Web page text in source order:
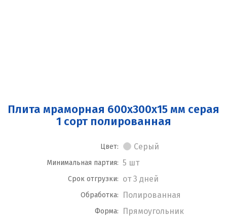
Плита мраморная 600x300x15 мм серая
1 сорт полированная
Цвет: Серый
Минимальная партия: 5 шт
Срок отгрузки: от 3 дней
Обработка: Полированная
Форма: Прямоугольник